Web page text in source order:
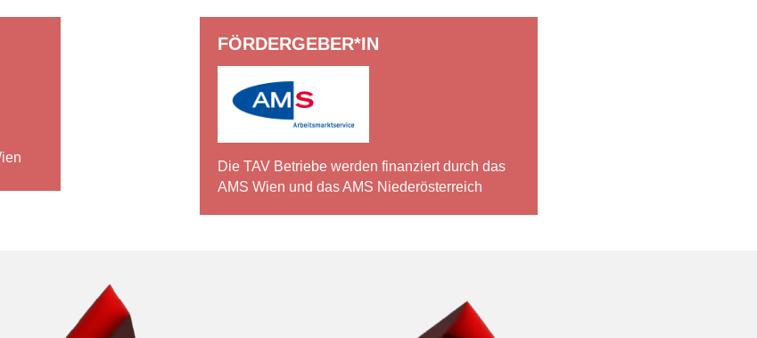
FÖRDERGEBER*IN
Die TAV Betriebe werden finanziert durch das
AMS Wien und das AMS Niederösterreich